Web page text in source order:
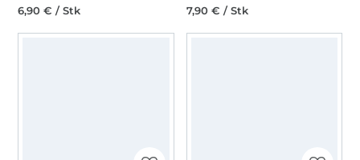
6,90 € / Stk 7,90 € / Stk